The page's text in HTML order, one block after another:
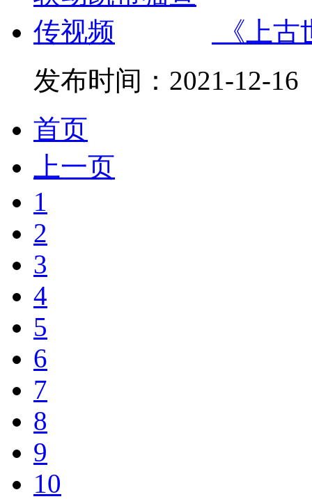
《上
发布时间： 2021-12-16
首页
上一页
1
2
3
4
5
6
7
8
9
10